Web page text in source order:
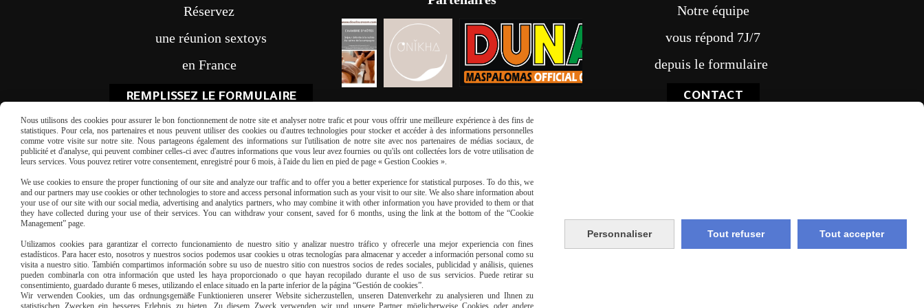
Réservez
une réunion sextoys
en France
REMPLISSEZ LE FORMULAIRE
Notre équipe
vous répond 7J/7
depuis le formulaire
CONTACT
Paiement sécurisé
livraison à domicile France et union
Nous utilisons des cookies pour assurer le bon fonctionnement de notre site et analyser notre trafic et pour vous offrir une meilleure expérience à des fins de
statistiques. Pour cela, nos partenaires et nous peuvent utiliser des cookies ou d'autres technologies pour stocker et accéder à des informations personnelles
comme votre visite sur notre site. Nous partageons également des informations sur l'utilisation de notre site avec nos partenaires de médias sociaux, de
publicité et d'analyse, qui peuvent combiner celles-ci avec d'autres informations que vous leur avez fournies ou qu'ils ont collectées lors de votre utilisation de
leurs services. Vous pouvez retirer votre consentement, enregistré pour 6 mois, à l'aide du lien en pied de page « Gestion Cookies ».
We use cookies to ensure the proper functioning of our site and analyze our traffic and to offer you a better experience for statistical purposes. To do this, we
and our partners may use cookies or other technologies to store and access personal information such as your visit to our site. We also share information about
your use of our site with our social media, advertising and analytics partners, who may combine it with other information you have provided to them or that
they have collected during your use of their services. You can withdraw your consent, saved for 6 months, using the link at the bottom of the “Cookie
Management” page.
Utilizamos cookies para garantizar el correcto funcionamiento de nuestro sitio y analizar nuestro tráfico y ofrecerle una mejor experiencia con fines
estadísticos. Para hacer esto, nosotros y nuestros socios podemos usar cookies u otras tecnologías para almacenar y acceder a información personal como su
visita a nuestro sitio. También compartimos información sobre su uso de nuestro sitio con nuestros socios de redes sociales, publicidad y análisis, quienes
pueden combinarla con otra información que usted les haya proporcionado o que hayan recopilado durante el uso de sus servicios. Puede retirar su
consentimiento, guardado durante 6 meses, utilizando el enlace situado en la parte inferior de la página “Gestión de cookies”.
Wir verwenden Cookies, um das ordnungsgemäße Funktionieren unserer Website sicherzustellen, unseren Datenverkehr zu analysieren und Ihnen zu
statistischen Zwecken ein besseres Erlebnis zu bieten. Zu diesem Zweck verwenden wir und unsere Partner möglicherweise Cookies oder andere
Personnaliser Tout refuser Tout accepter